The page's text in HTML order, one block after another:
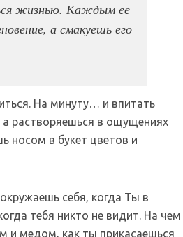
жизнью. Каждым ее
а смакуешь его
На минуту… и впитать
растворяешься в ощущениях
носом в букет цветов и
себя, когда Ты в
тебя никто не видит. На чем
и медом, как ты прикасаешься